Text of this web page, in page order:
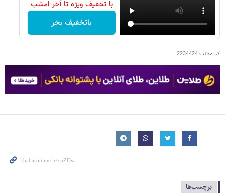
با تخفیف ویژه تا آخر امشب
باتخفیف بخر
کد مطلب2234424
برچسب‌ها